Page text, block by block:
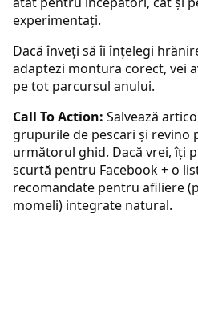
experimentați.
Dacă înveți să îi înțelegi
adaptezi montura corect, vei
pe tot parcursul anului.
Call To Action: Salvează
grupurile de pescari și revino
următorul ghid. Dacă vrei, îți
scurtă pentru Facebook + o
recomandate pentru afiliere
momeli) integrate natural.